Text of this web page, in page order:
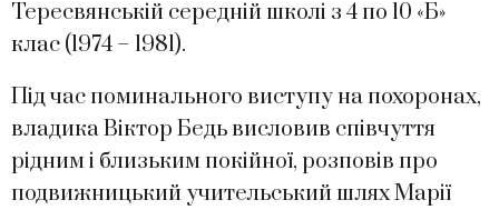
Тересвянській середній школі з 4 по 10 «Б»
клас (1974 – 1981).
Під час поминального виступу на похоронах,
владика Віктор Бедь висловив співчуття
рідним і близьким покійної, розповів про
подвижницький учительський шлях Марії